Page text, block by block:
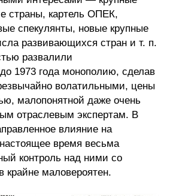
страны, картель ОПЕК,
спекулянты, новые крупные
развивающихся стран и т. п.
развалили
1973 года монополию, сделав
волатильными, цены
малопонятной даже очень
отраслевым экспертам. В
влияние на
время весьма
контроль над ними со
крайне маловероятен.